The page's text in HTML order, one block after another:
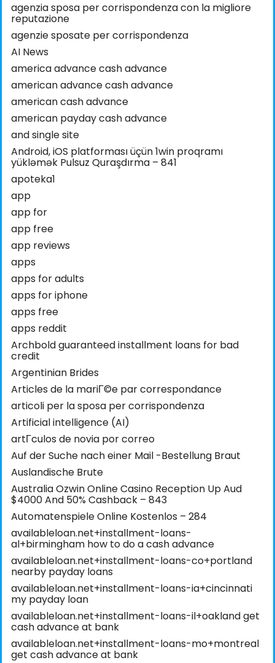
agenzia sposa per corrispondenza con la migliore
reputazione
agenzie sposate per corrispondenza
AI News
america advance cash advance
american advance cash advance
american cash advance
american payday cash advance
and single site
Android, iOS platforması üçün 1win proqramı
yükləmək Pulsuz Quraşdırma – 841
apoteka1
app
app for
app free
app reviews
apps
apps for adults
apps for iphone
apps free
apps reddit
Archbold guaranteed installment loans for bad
credit
Argentinian Brides
Articles de la mariГ©e par correspondance
articoli per la sposa per corrispondenza
Artificial intelligence (AI)
artГ­culos de novia por correo
Auf der Suche nach einer Mail -Bestellung Braut
Auslandische Brute
Australia Ozwin Online Casino Reception Up Aud
$4000 And 50% Cashback – 843
Automatenspiele Online Kostenlos – 284
availableloan.net+installment-loans-
al+birmingham how to do a cash advance
availableloan.net+installment-loans-co+portland
nearby payday loans
availableloan.net+installment-loans-ia+cincinnati
my payday loan
availableloan.net+installment-loans-il+oakland get
cash advance at bank
availableloan.net+installment-loans-mo+montreal
get cash advance at bank